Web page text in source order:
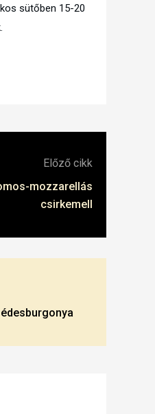
sütőben 15-20
Előző cikk
mozzarellás
csirkemell